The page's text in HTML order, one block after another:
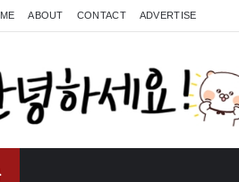
ABOUT CONTACT ADVERTISE